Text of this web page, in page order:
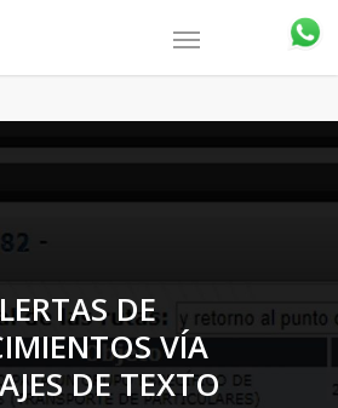
DE
VÍA
DE TEXTO